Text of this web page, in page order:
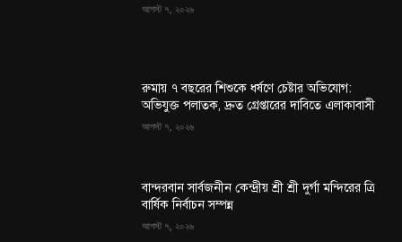
আগস্ট ৭, ২০২৬
রুমায় ৭ বছরের শিশুকে ধর্ষণে চেষ্টার অভিযোগ:
অভিযুক্ত পলাতক, দ্রুত গ্রেপ্তারের দাবিতে এলাকাবাসী
আগস্ট ৭, ২০২৬
বান্দরবান সার্বজনীন কেন্দ্রীয় শ্রী শ্রী দুর্গা মন্দিরের ত্রি
বার্ষিক নির্বাচন সম্পন্ন
আগস্ট ৭, ২০২৬